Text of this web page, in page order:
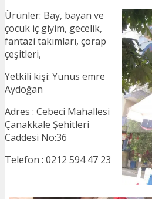
Ürünler: Bay, bayan ve
çocuk iç giyim, gecelik,
fantazi takımları, çorap
çeşitleri,
Yetkili kişi: Yunus emre
Aydoğan
Adres : Cebeci Mahallesi
Çanakkale Şehitleri
Caddesi No:36
Telefon : 0212 594 47 23